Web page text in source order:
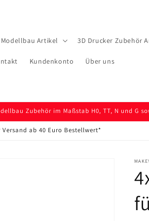
Modellbau Artikel 3D Drucker Zubehör
Kundenkonto Über uns
Zubehör im Maßstab H0, TT, N und G
Versand ab 40 Euro Bestellwert*